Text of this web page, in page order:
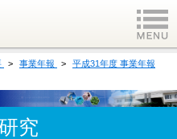
事業年報
平成31年度 事業年報
究